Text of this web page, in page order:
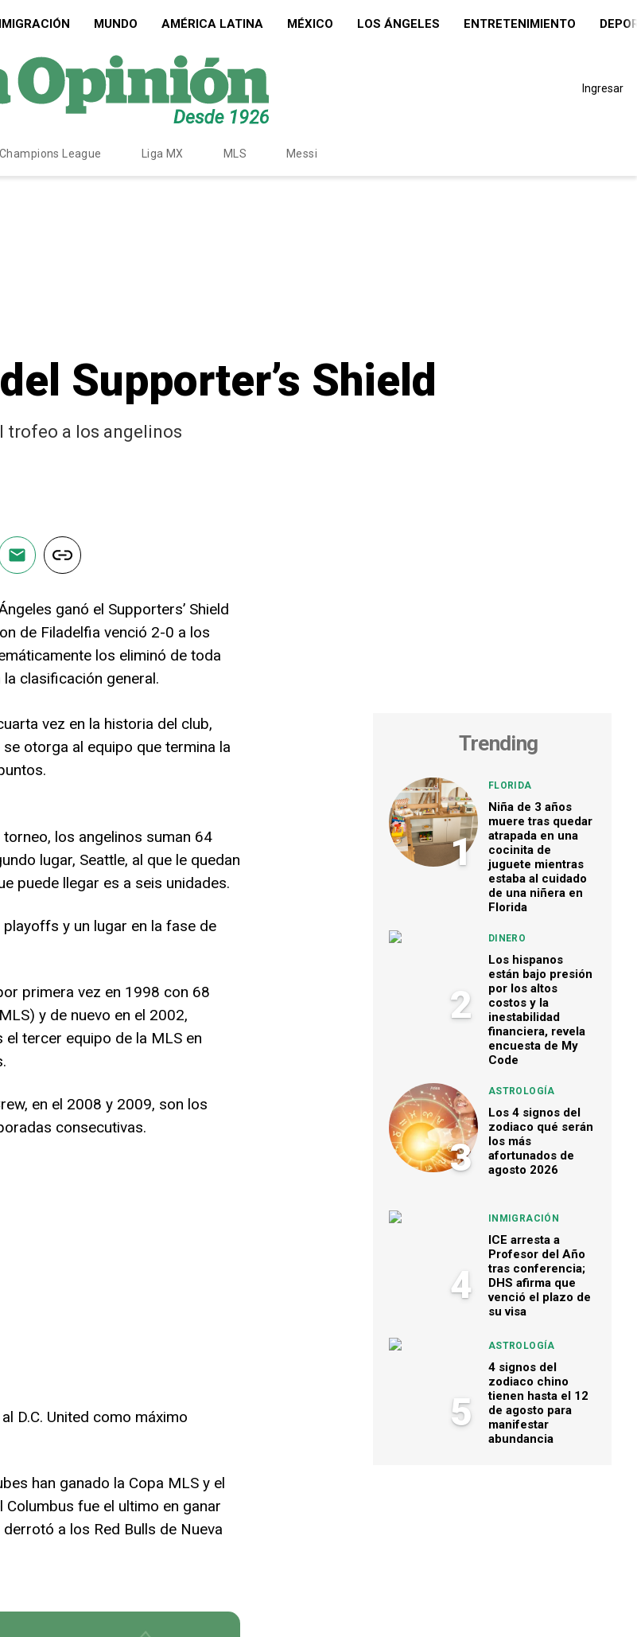
MUNDO AMÉRICA LATINA MÉXICO LOS ÁNGELES ENTRETENIMIENTO
Ingresar
Champions League Liga MX MLS Messi
Supporter’s Shield
trofeo a los angelinos
ganó el Supporters’ Shield
de Filadelfia venció 2-0 a los
los eliminó de toda
clasificación general.
vez en la historia del club,
otorga al equipo que termina la
los angelinos suman 64
lugar, Seattle, al que le quedan
puede llegar es a seis unidades.
y un lugar en la fase de
primera vez en 1998 con 68
y de nuevo en el 2002,
tercer equipo de la MLS en
en el 2008 y 2009, son los
consecutivas.
D.C. United como máximo
han ganado la Copa MLS y el
Columbus fue el ultimo en ganar
a los Red Bulls de Nueva
Trending
1
FLORIDA
Niña de 3 años
muere tras quedar
atrapada en una
cocinita de
juguete mientras
estaba al cuidado
de una niñera en
Florida
2
DINERO
Los hispanos
están bajo presión
por los altos
costos y la
inestabilidad
financiera, revela
encuesta de My
Code
3
ASTROLOGÍA
Los 4 signos del
zodiaco qué serán
los más
afortunados de
agosto 2026
4
INMIGRACIÓN
ICE arresta a
Profesor del Año
tras conferencia;
DHS afirma que
venció el plazo de
su visa
5
ASTROLOGÍA
4 signos del
zodiaco chino
tienen hasta el 12
de agosto para
manifestar
abundancia